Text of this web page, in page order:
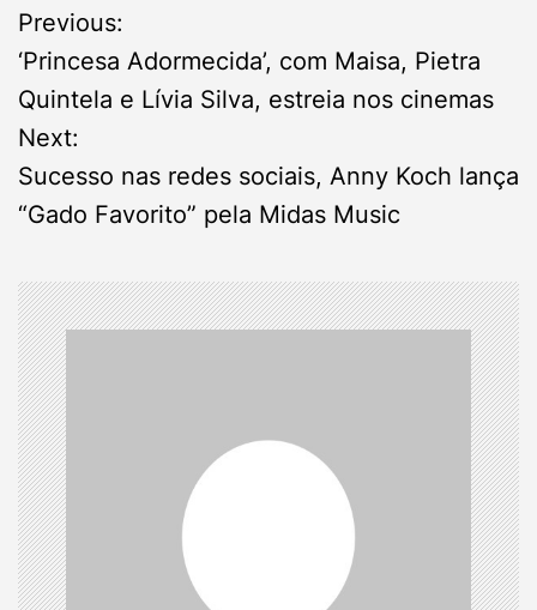
P
o
s
t
a
v
i
g
a
Previous:
‘Princesa Adormecida’, com Maisa, Pietra
Quintela e Lívia Silva, estreia nos cinemas
Next:
Sucesso nas redes sociais, Anny Koch lança
“Gado Favorito” pela Midas Music